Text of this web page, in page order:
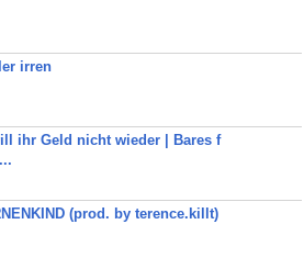
irren
ihr Geld nicht wieder | Bares f
(prod. by terence.killt)